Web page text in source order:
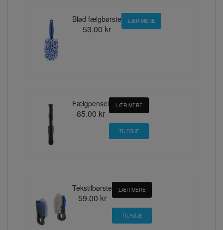
Blød fælgbørste
53.00 kr
LÆR MERE
Fælgpensel
85.00 kr
LÆR MERE
Tekstilbørste
59.00 kr
LÆR MERE